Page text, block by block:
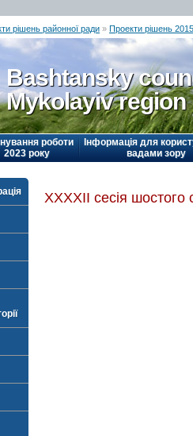
рішень районної ради » Проекти рішень
Bashtansky
Mykolayiv region
роботи
2023 року
Інформація для
вадами зору
ХХХХІІ сесія шостого